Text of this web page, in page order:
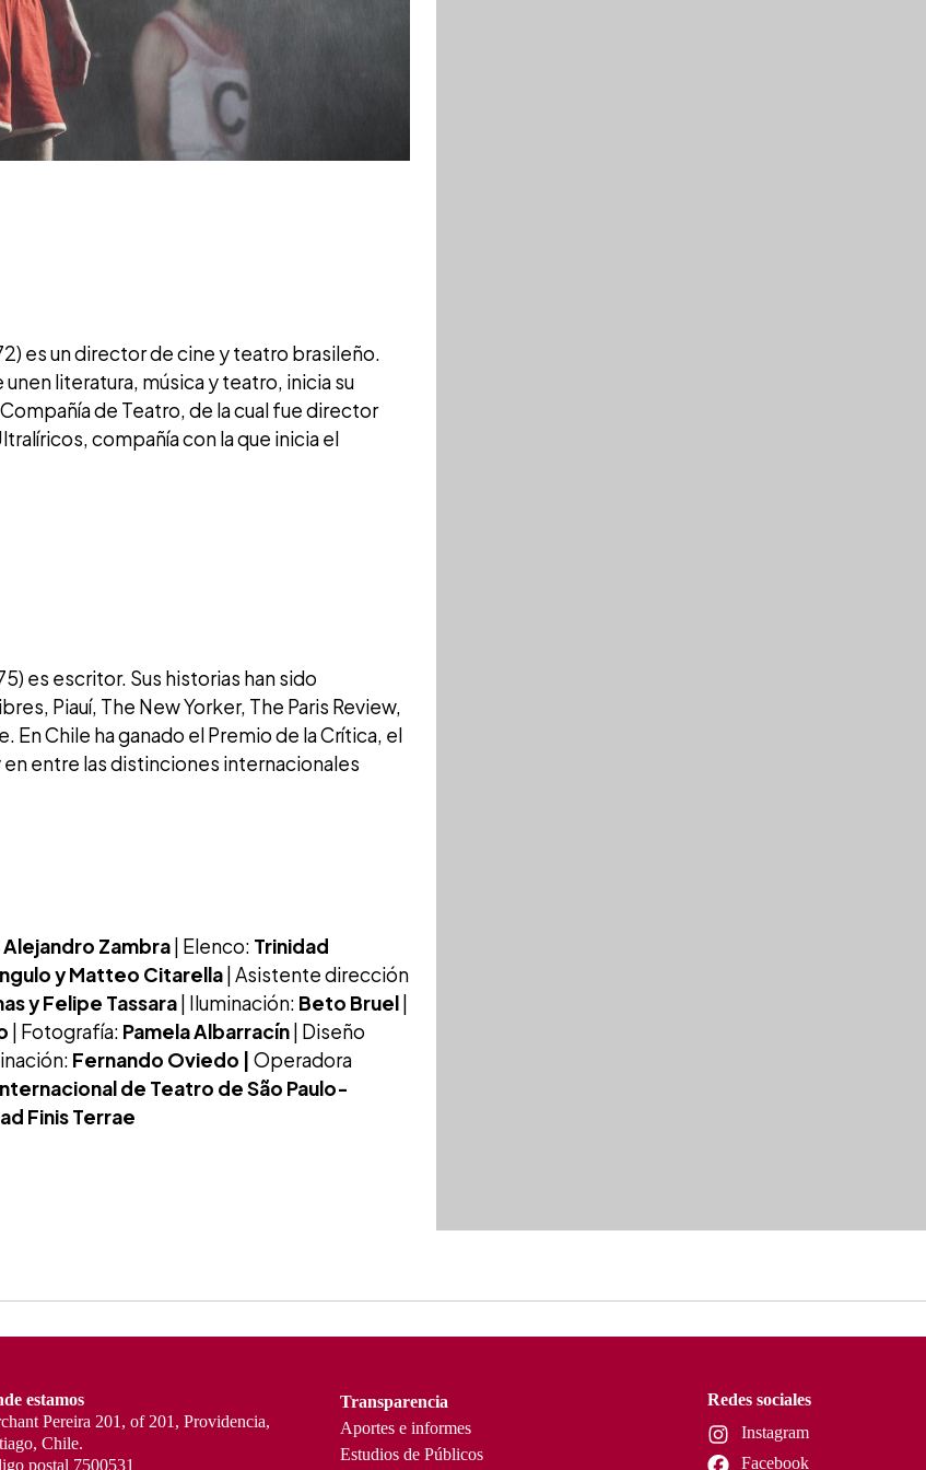
es un director de cine y teatro brasileño.
literatura, música y teatro, inicia su
de Teatro, de la cual fue director
compañía con la que inicia el
es escritor. Sus historias han sido
Piauí, The New Yorker, The Paris Review,
Chile ha ganado el Premio de la Crítica, el
entre las distinciones internacionales
Alejandro Zambra | Elenco: Trinidad
y Matteo Citarella | Asistente dirección
y Felipe Tassara | Iluminación: Beto Bruel
| Fotografía: Pamela Albarracín | Diseño
Fernando Oviedo |
Operadora
de Teatro de São Paulo-
Finis Terrae
estamos
Pereira 201, of 201, Providencia,
Chile.
postal 7500531
Transparencia
Aportes e informes
Estudios de Públicos
Redes sociales
Instagram
Facebook